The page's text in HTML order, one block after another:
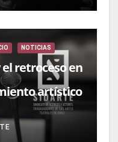
NOTICIAS
retroceso en
artístico